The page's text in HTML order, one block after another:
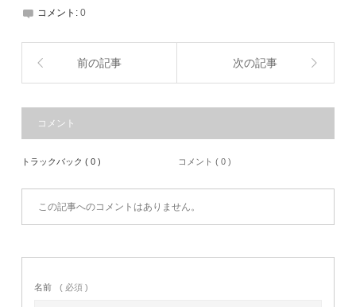
コメント:0
前の記事 次の記事
コメント
トラックバック ( 0 ) コメント ( 0 )
この記事へのコメントはありません。
名前 ( 必須 )